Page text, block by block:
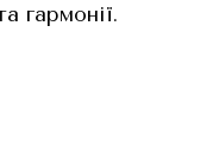
гармонії.